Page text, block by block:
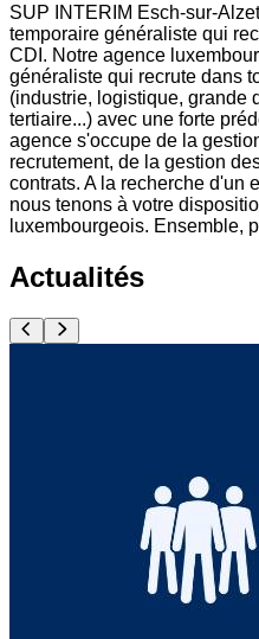
SUP INTERIM Esch-sur-
temporaire généraliste qui
CDI. Notre agence
généraliste qui recrute dans
(industrie, logistique, grande
tertiaire...) avec une forte
agence s'occupe de la
recrutement, de la gestion
contrats. A la recherche d'un
nous tenons à votre
luxembourgeois. Ensemble,
Actualités